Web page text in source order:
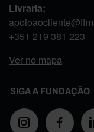
Livraria:
+351 219 381 223
Ver no mapa
SIGA A FUNDAÇÃO